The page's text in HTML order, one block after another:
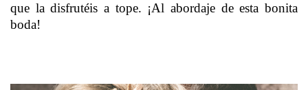
que la disfrutéis a tope. ¡Al abordaje de esta bonita
boda!